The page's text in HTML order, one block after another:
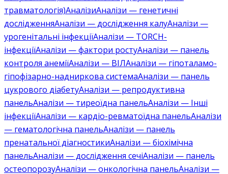
травматологія)АналізиАналізи — генетичні
дослідженняАналізи — дослідження калуАналізи —
урогенітальні інфекціїАналізи — TORCH-
інфекціїАналізи — фактори ростуАналізи — панель
контроля анеміїАналізи — ВІЛАналізи — гіпоталамо-
гіпофізарно-надниркова системаАналізи — панель
цукрового діабетуАналізи — репродуктивна
панельАналізи — тиреоїдна панельАналізи — Інші
інфекціїАналізи — кардіо-ревматоїдна панельАналізи
— гематологічна панельАналізи — панель
пренатальної діагностикиАналізи — біохімічна
панельАналізи — дослідження сечіАналізи — панель
остеопорозуАналізи — онкологічна панельАналізи —